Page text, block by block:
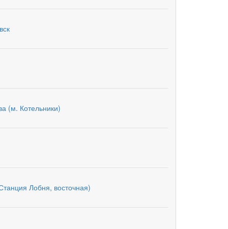
(м. Котельники)
Лобня, восточная)